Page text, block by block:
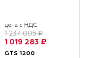
цена с НДС
1 237 005 ₽
1 019 283 ₽
GTS 1200